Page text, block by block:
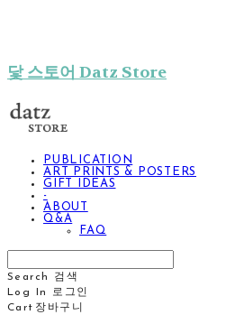
닻 스토어 Datz Store
PUBLICATION
ART PRINTS & POSTERS
GIFT IDEAS
-
ABOUT
Q&A
FAQ
Search
검색
Log In
로그인
Cart 장바구니